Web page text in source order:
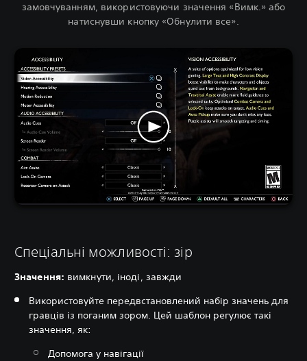
замовчуванням, використовуючи значення «Вимк.» або
натиснувши кнопку «Обнулити все».‎
Спеціальні можливості: зір
Значення‎: вимкнути, іноді, завжди
Використовуйте передвстановлений набір значень для
гравців із поганим зором. Цей шаблон регулює такі
значення, як:
Допомога у навігації